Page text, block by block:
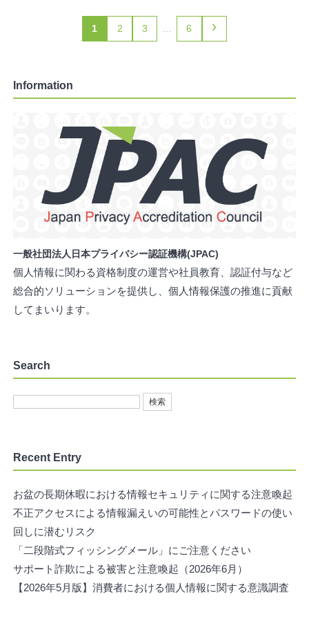
1 2 3 … 6 ›
Information
一般社団法人日本プライバシー認証機構(JPAC)
個人情報に関わる資格制度の運営や社員教育、認証付与など
総合的ソリューションを提供し、個人情報保護の推進に貢献
してまいります。
Search
Recent Entry
お盆の長期休暇における情報セキュリティに関する注意喚起
不正アクセスによる情報漏えいの可能性とパスワードの使い
回しに潜むリスク
「二段階式フィッシングメール」にご注意ください
サポート詐欺による被害と注意喚起（2026年6月）
【2026年5月版】消費者における個人情報に関する意識調査